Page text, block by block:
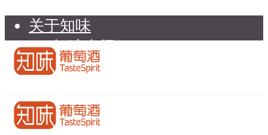
关于知味
知味介绍
知味专家顾问委员会
联系我们
知味荐酒